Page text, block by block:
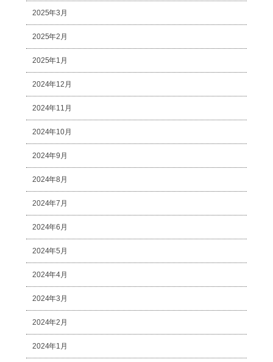
2025年3月
2025年2月
2025年1月
2024年12月
2024年11月
2024年10月
2024年9月
2024年8月
2024年7月
2024年6月
2024年5月
2024年4月
2024年3月
2024年2月
2024年1月